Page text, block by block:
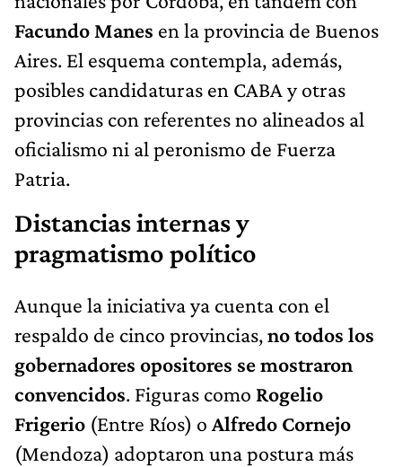
Facundo Manes en la provincia de Buenos
Aires. El esquema contempla, además,
posibles candidaturas en CABA y otras
provincias con referentes no alineados al
oficialismo ni al peronismo de Fuerza
Patria.
Distancias internas y
pragmatismo político
Aunque la iniciativa ya cuenta con el
respaldo de cinco provincias,no todos los
gobernadores opositores se mostraron
convencidos. Figuras como Rogelio
Frigerio (Entre Ríos) o Alfredo Cornejo
(Mendoza) adoptaron una postura más